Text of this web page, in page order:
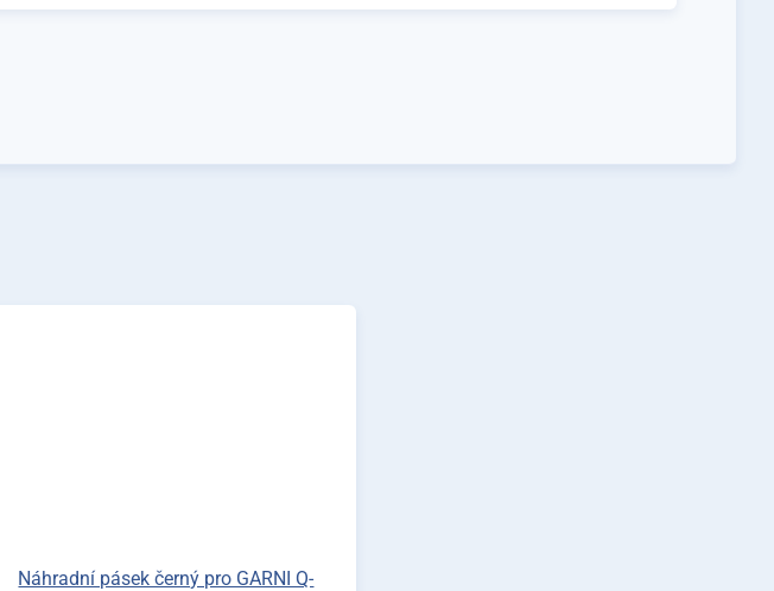
Náhradní pásek černý pro GARNI Q-